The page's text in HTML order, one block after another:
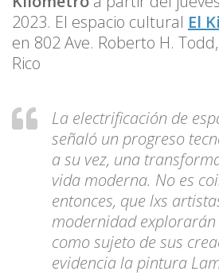
2023. El espacio cultural El
en 802 Ave. Roberto H.
Rico
La electrificación de
señaló un progreso
a su vez, una
vida moderna. No es
entonces, que lxs
modernidad
como sujeto de sus
evidencia la pintura